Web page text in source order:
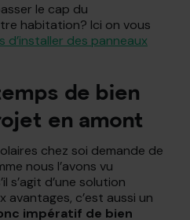
le cap du
habitation? Ici on vous
d’installer des panneaux
de bien
en amont
chez soi demande de
nous l’avons vu
s’agit d’une solution
c’est aussi un
impératif de bien